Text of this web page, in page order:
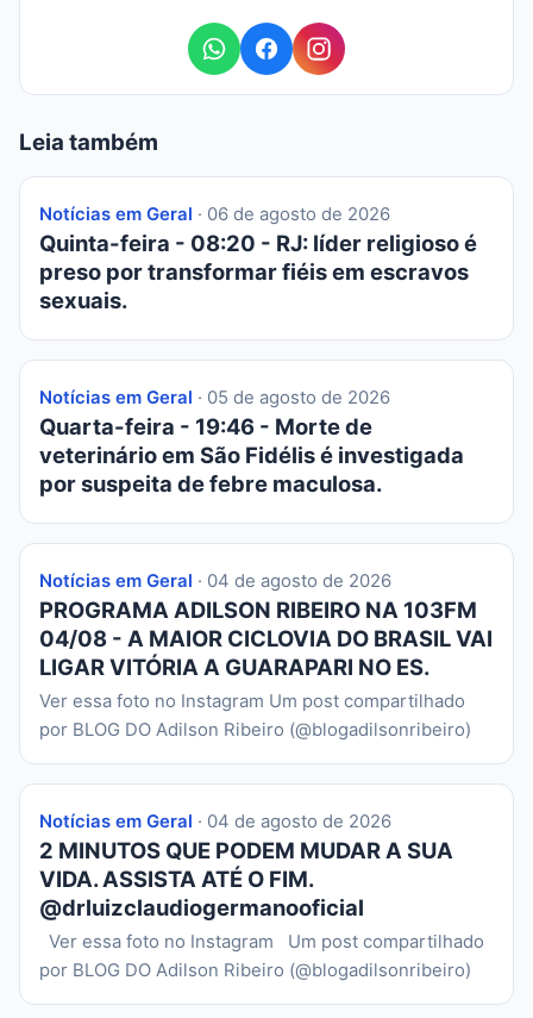
Leia também
Notícias em Geral · 06 de agosto de 2026
Quinta-feira - 08:20 - RJ: líder religioso é
preso por transformar fiéis em escravos
sexuais.
Notícias em Geral · 05 de agosto de 2026
Quarta-feira - 19:46 - Morte de
veterinário em São Fidélis é investigada
por suspeita de febre maculosa.
Notícias em Geral · 04 de agosto de 2026
PROGRAMA ADILSON RIBEIRO NA 103FM
04/08 - A MAIOR CICLOVIA DO BRASIL VAI
LIGAR VITÓRIA A GUARAPARI NO ES.
Ver essa foto no Instagram Um post compartilhado
por BLOG DO Adilson Ribeiro (@blogadilsonribeiro)
Notícias em Geral · 04 de agosto de 2026
2 MINUTOS QUE PODEM MUDAR A SUA
VIDA. ASSISTA ATÉ O FIM.
@drluizclaudiogermanooficial
Ver essa foto no Instagram Um post compartilhado
por BLOG DO Adilson Ribeiro (@blogadilsonribeiro)